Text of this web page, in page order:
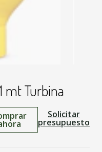
mt Turbina
Solicitar
presupuesto